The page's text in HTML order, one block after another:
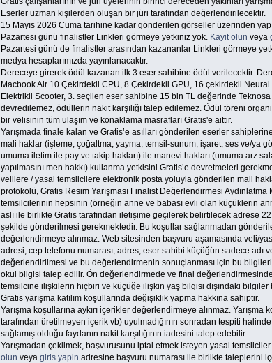
Eserler uzman kişilerden oluşan bir jüri tarafından değerlendirilecektir.
15 Mayıs 2026 Cuma tarihine kadar gönderilen görseller üzerinden
Pazartesi günü finalistler Linkleri görmeye yetkiniz yok. Kayit olun veya
Pazartesi günü de finalistler arasından kazananlar Linkleri görmeye
medya hesaplarımızda yayınlanacaktır.
Dereceye girerek ödül kazanan ilk 3 eser sahibine ödül verilecektir.
Macbook Air 10 Çekirdekli CPU, 8 Çekirdekli GPU, 16 çekirdekli
Elektrikli Scooter, 3. seçilen eser sahibine 15 bin TL değerinde
devredilemez, ödüllerin nakit karşılığı talep edilemez. Ödül töreni
bir velisinin tüm ulaşım ve konaklama masrafları Gratis'e aittir.
Yarışmada finale kalan ve Gratis’e asılları gönderilen eserler
mali haklar (işleme, çoğaltma, yayma, temsil-sunum, işaret, ses ve/ya
umuma iletim ile pay ve takip hakları) ile manevi hakları (umuma arz
yapılmasını men hakkı) kullanma yetkisini Gratis’e devretmeleri
velilere / yasal temsilcilere elektronik posta yoluyla gönderilen mali
protokolü, Gratis Resim Yarışması Finalist Değerlendirmesi Aydınlatma
temsilcilerinin hepsinin (örneğin anne ve babası evli olan küçüklerin
aslı ile birlikte Gratis tarafından iletişime geçilerek belirtilecek adrese
şekilde gönderilmesi gerekmektedir. Bu koşullar sağlanmadan
değerlendirmeye alınmaz. Web sitesinden başvuru aşamasında veli/
adresi, cep telefonu numarası, adres, eser sahibi küçüğün sadece adı
değerlendirilmesi ve bu değerlendirmenin sonuçlanması için bu
okul bilgisi talep edilir. Ön değerlendirmede ve final
temsilcine ilişkilerin hiçbiri ve küçüğe ilişkin yaş bilgisi dışındaki bilgiler
Gratis yarışma katılım koşullarında değişiklik yapma hakkına sahiptir.
Yarışma koşullarına aykırı içerikler değerlendirmeye alınmaz.
tarafından üretilmeyen içerik vb) uyulmadığının sonradan tespiti
sağlamış olduğu faydanın nakit karşılığının iadesini talep edebilir.
Yarışmadan çekilmek, başvurusunu iptal etmek isteyen yasal
olun veya giris yapin adresine başvuru numarası ile birlikte taleplerini